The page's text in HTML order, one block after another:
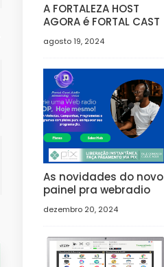
A FORTALEZA HOST
AGORA é FORTAL CAST
agosto 19, 2024
As novidades do novo
painel pra webradio
dezembro 20, 2024